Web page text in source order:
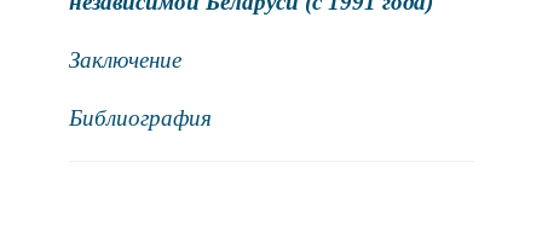
Заключение
Библиография